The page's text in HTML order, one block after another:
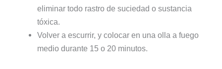
eliminar todo rastro de suciedad o sustancia
tóxica.
Volver a escurrir, y colocar en una olla a fuego
medio durante 15 o 20 minutos.